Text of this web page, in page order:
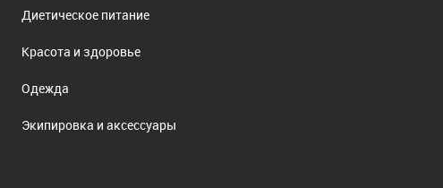
Диетическое питание
Красота и здоровье
Одежда
Экипировка и аксессуары